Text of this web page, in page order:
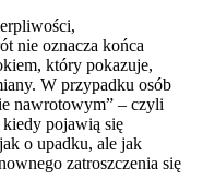
nie oznacza końca
który pokazuje,
W przypadku osób
nawrotowym” – czyli
pojawią się
o upadku, ale jak
zatroszczenia się